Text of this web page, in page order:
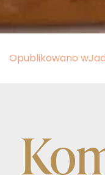
Opublikowano w